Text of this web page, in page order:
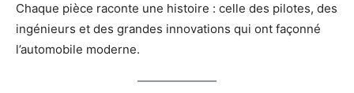
Chaque pièce raconte une histoire : celle des pilotes, des
ingénieurs et des grandes innovations qui ont façonné
l’automobile moderne.